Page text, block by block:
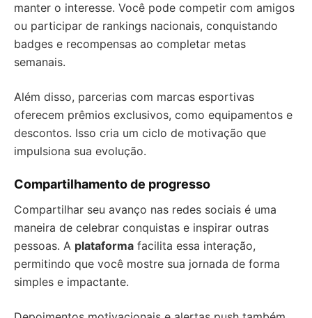
manter o interesse. Você pode competir com amigos
ou participar de rankings nacionais, conquistando
badges e recompensas ao completar metas
semanais.
Além disso, parcerias com marcas esportivas
oferecem prêmios exclusivos, como equipamentos e
descontos. Isso cria um ciclo de motivação que
impulsiona sua evolução.
Compartilhamento de progresso
Compartilhar seu avanço nas redes sociais é uma
maneira de celebrar conquistas e inspirar outras
pessoas. A plataforma facilita essa interação,
permitindo que você mostre sua jornada de forma
simples e impactante.